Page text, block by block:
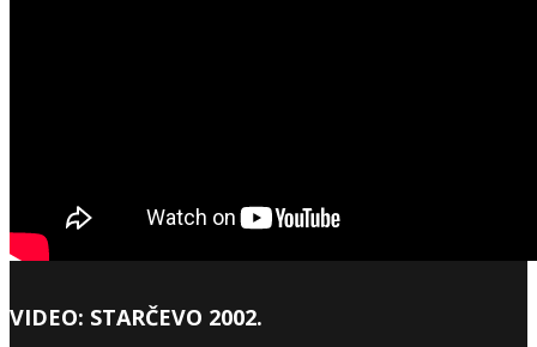
VIDEO: STARČEVO 2002.